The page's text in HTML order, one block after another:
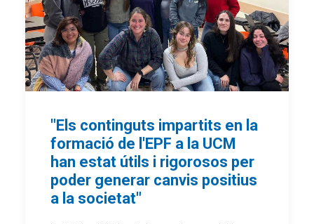
"Els continguts impartits en la
formació de l'EPF a la UCM
han estat útils i rigorosos per
poder generar canvis positius
a la societat"